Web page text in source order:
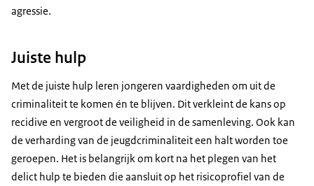
agressie.
Juiste hulp
Met de juiste hulp leren jongeren vaardigheden om uit de
criminaliteit te komen én te blijven. Dit verkleint de kans op
recidive en vergroot de veiligheid in de samenleving. Ook kan
de verharding van de jeugdcriminaliteit een halt worden toe
geroepen. Het is belangrijk om kort na het plegen van het
delict hulp te bieden die aansluit op het risicoprofiel van de